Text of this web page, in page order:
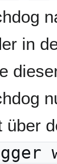
in
über